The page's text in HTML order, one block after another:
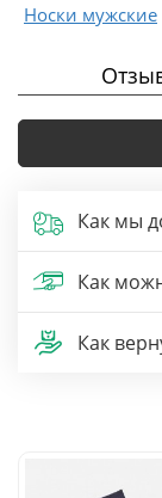
Носки мужские
Как мы
Как
Как